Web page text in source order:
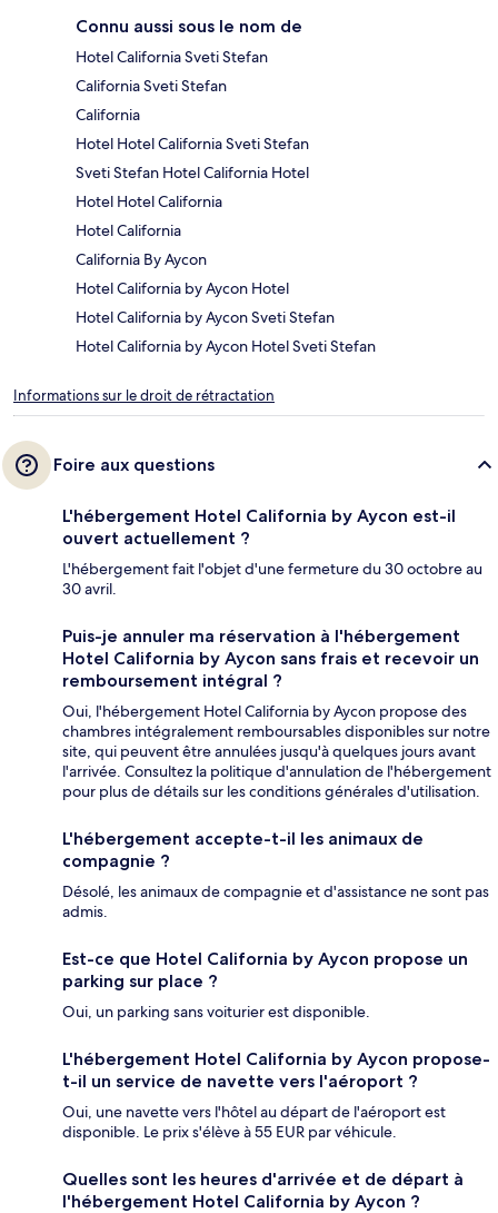
Connu aussi sous le nom de
Hotel California Sveti Stefan
California Sveti Stefan
California
Hotel Hotel California Sveti Stefan
Sveti Stefan Hotel California Hotel
Hotel Hotel California
Hotel California
California By Aycon
Hotel California by Aycon Hotel
Hotel California by Aycon Sveti Stefan
Hotel California by Aycon Hotel Sveti Stefan
Informations sur le droit de rétractation
Foire aux questions
L'hébergement Hotel California by Aycon est-il
ouvert actuellement ?
L'hébergement fait l'objet d'une fermeture du 30 octobre au
30 avril.
Puis-je annuler ma réservation à l'hébergement
Hotel California by Aycon sans frais et recevoir un
remboursement intégral ?
Oui, l'hébergement Hotel California by Aycon propose des
chambres intégralement remboursables disponibles sur notre
site, qui peuvent être annulées jusqu'à quelques jours avant
l'arrivée. Consultez la politique d'annulation de l'hébergement
pour plus de détails sur les conditions générales d'utilisation.
L'hébergement accepte-t-il les animaux de
compagnie ?
Désolé, les animaux de compagnie et d'assistance ne sont pas
admis.
Est-ce que Hotel California by Aycon propose un
parking sur place ?
Oui, un parking sans voiturier est disponible.
L'hébergement Hotel California by Aycon propose-
t-il un service de navette vers l'aéroport ?
Oui, une navette vers l'hôtel au départ de l'aéroport est
disponible. Le prix s'élève à 55 EUR par véhicule.
Quelles sont les heures d'arrivée et de départ à
l'hébergement Hotel California by Aycon ?